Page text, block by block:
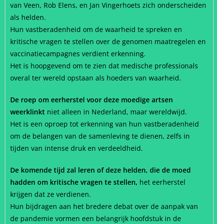
van Veen, Rob Elens, en Jan Vingerhoets zich onderscheiden
als helden.
Hun vastberadenheid om de waarheid te spreken en
kritische vragen te stellen over de genomen maatregelen en
vaccinatiecampagnes verdient erkenning.
Het is hoopgevend om te zien dat medische professionals
overal ter wereld opstaan als hoeders van waarheid.
De roep om eerherstel voor deze moedige artsen
weerklinkt niet alleen in Nederland, maar wereldwijd.
Het is een oproep tot erkenning van hun vastberadenheid
om de belangen van de samenleving te dienen, zelfs in
tijden van intense druk en verdeeldheid.
De komende tijd zal leren of deze helden, die de moed
hadden om kritische vragen te stellen, het eerherstel
krijgen dat ze verdienen.
Hun bijdragen aan het bredere debat over de aanpak van
de pandemie vormen een belangrijk hoofdstuk in de